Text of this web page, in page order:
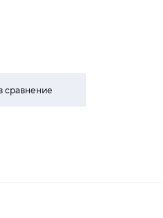
сравнение